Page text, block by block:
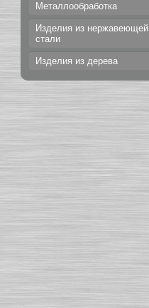
Металлообработка
Изделия из нержавеющей
стали
Изделия из дерева